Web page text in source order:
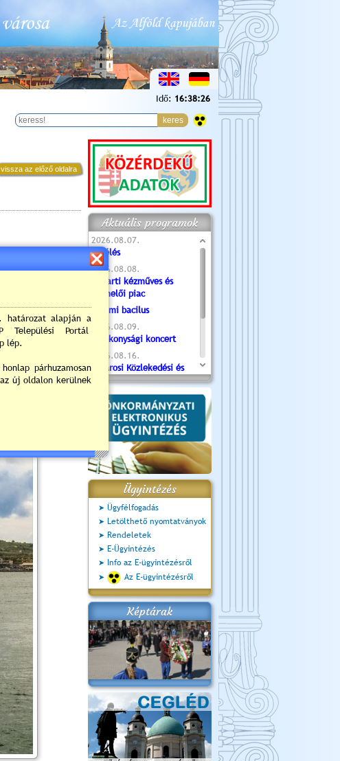
Idő: 16:38:27
vissza az előző oldalra
Aktuális programok
2026.08.07.
Túlélés
2026.08.08.
Tóparti kézműves és
termelői piac
Valami bacilus
2026.08.09.
Jótékonysági koncert
2026.08.16.
Újvárosi Közlekedési és
Sportnap
2026.08.19.
Ceglédi fotóklub kiállítás
2026.08.20.
Szent István Ünnepe
Ügyintézés
Ügyfélfogadás
Letölthető nyomtatványok
Rendeletek
E-Ügyintézés
Info az E-ügyintézésről
Az E-ügyintézésről
Képtárak